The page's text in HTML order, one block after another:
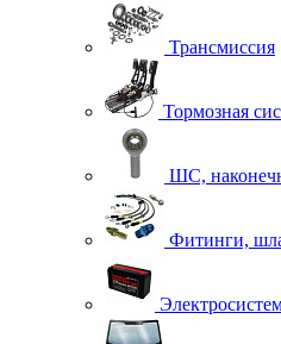
Трансмиссия
Тормозная
ШС,
Фитинги,